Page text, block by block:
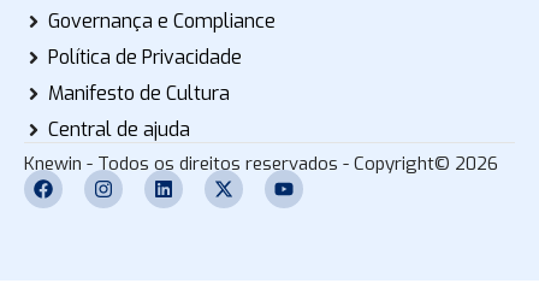
Governança e Compliance
Política de Privacidade
Manifesto de Cultura
Central de ajuda
Knewin - Todos os direitos reservados - Copyright© 2026